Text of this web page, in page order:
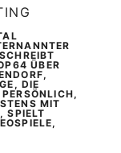
ÜBER
DIE
MIT
SPIELT